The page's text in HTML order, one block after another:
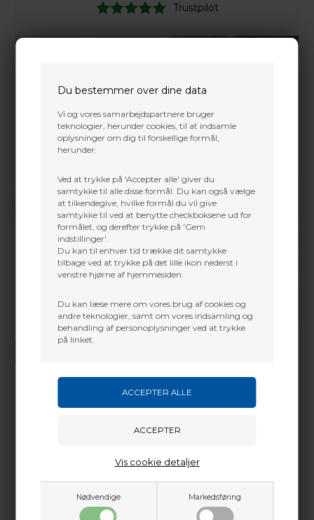
Du bestemmer over dine data
Vi og vores samarbejdspartnere bruger
teknologier, herunder cookies, til at indsamle
oplysninger om dig til forskellige formål,
herunder:
Ved at trykke på 'Accepter alle' giver du
samtykke til alle disse formål. Du kan også vælge
at tilkendegive, hvilke formål du vil give
samtykke til ved at benytte checkboksene ud for
formålet, og derefter trykke på 'Gem
indstillinger'.
Du kan til enhver tid trække dit samtykke
tilbage ved at trykke på det lille ikon nederst i
venstre hjørne af hjemmesiden.
Du kan læse mere om vores brug af cookies og
andre teknologier, samt om vores indsamling og
behandling af personoplysninger ved at trykke
på linket.
Nødvendige Markedsføring
Vis cookie detaljer
Trustpilot
martin@baldurs-archery.dk
Vi gør vores bedste for at besvare alle henvendelser indenfor 24 timer.
Adpter skrue med gevind fra 1/4" til 5/16". Anvendes i
Dette passer godt sammen.